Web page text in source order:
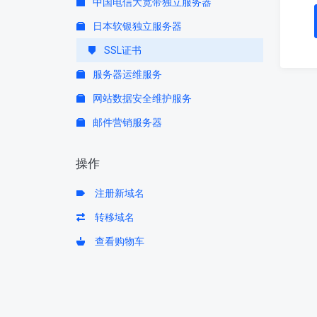
日本软银独立服务器
SSL证书
服务器运维服务
网站数据安全维护服务
邮件营销服务器
操作
注册新域名
转移域名
查看购物车